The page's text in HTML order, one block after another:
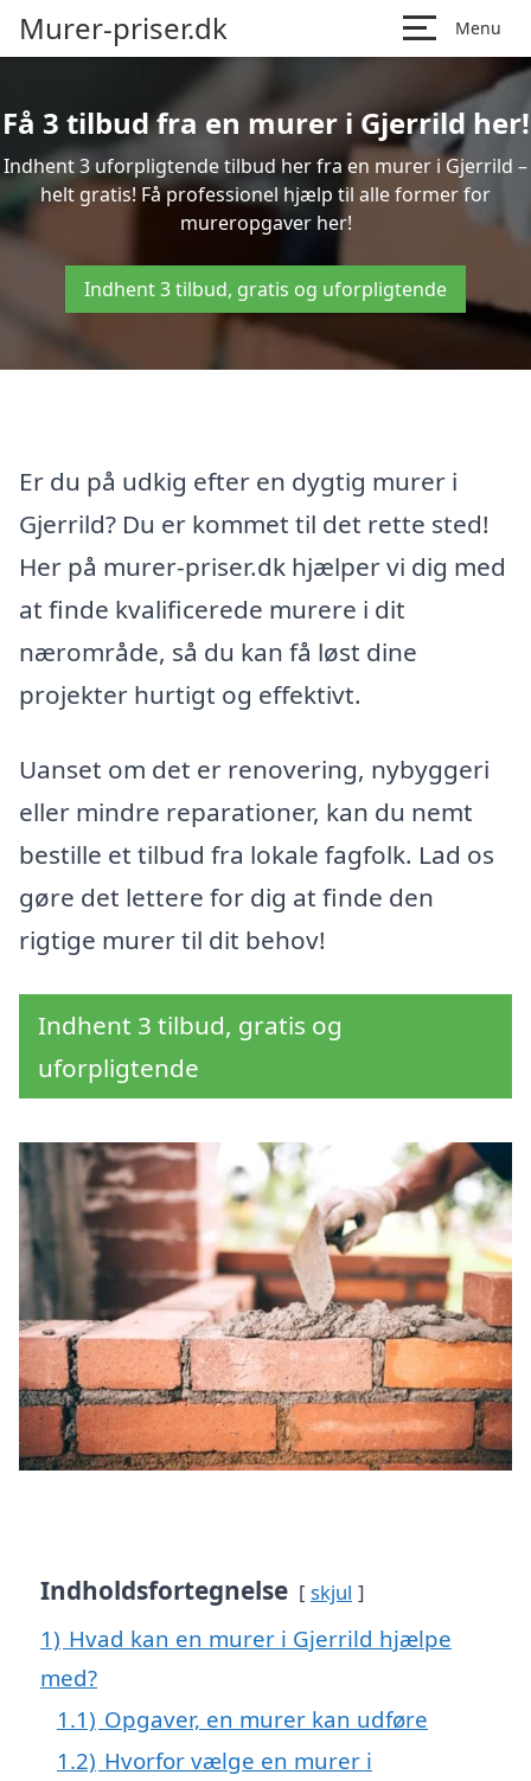
Murer-priser.dk Menu
Få 3 tilbud fra en murer i Gjerrild her!
Indhent 3 uforpligtende tilbud her fra en murer i Gjerrild –
helt gratis! Få professionel hjælp til alle former for
mureropgaver her!
Indhent 3 tilbud, gratis og uforpligtende
Er du på udkig efter en dygtig murer i
Gjerrild? Du er kommet til det rette sted!
Her på murer-priser.dk hjælper vi dig med
at finde kvalificerede murere i dit
nærområde, så du kan få løst dine
projekter hurtigt og effektivt.
Uanset om det er renovering, nybyggeri
eller mindre reparationer, kan du nemt
bestille et tilbud fra lokale fagfolk. Lad os
gøre det lettere for dig at finde den
rigtige murer til dit behov!
Indhent 3 tilbud, gratis og
uforpligtende
Indholdsfortegnelse skjul
1) Hvad kan en murer i Gjerrild hjælpe
med?
1.1) Opgaver, en murer kan udføre
1.2) Hvorfor vælge en murer i